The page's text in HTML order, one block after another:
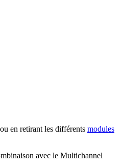
en retirant les différents modules
avec le Multichannel